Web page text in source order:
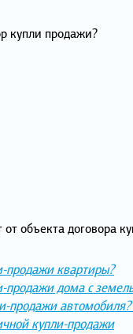
купли продажи?
от объекта
продажи квартиры?
продажи дома с
продажи
купли-продажи